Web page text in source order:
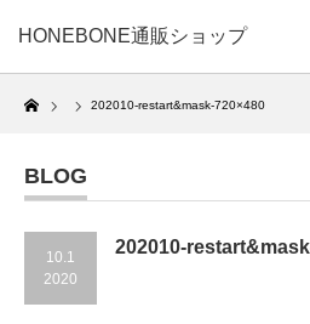
HONEBONE通販ショップ
Home
202010-restart&mask-720×480
BLOG
10.1
2020
202010-